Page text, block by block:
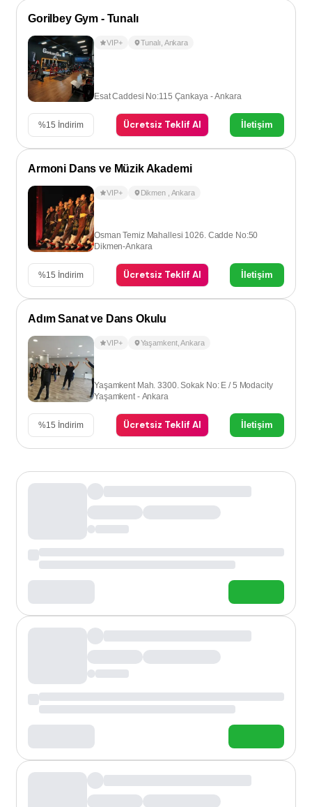
Gorilbey Gym - Tunalı
VIP+ Tunalı Ankara
Esat Caddesi No:115 Çankaya - Ankara
%15 İndirim Ücretsiz Teklif Al İletişim
Armoni Dans ve Müzik Akademi
VIP+ Dikmen Ankara
Osman Temiz Mahallesi 1026. Cadde No:50
Dikmen-Ankara
%15 İndirim Ücretsiz Teklif Al İletişim
Adım Sanat ve Dans Okulu
VIP+ Yaşamkent,Ankara
Yaşamkent Mah. 3300. Sokak No: E / 5 Modacity
Yaşamkent - Ankara
%15 İndirim Ücretsiz Teklif Al İletişim